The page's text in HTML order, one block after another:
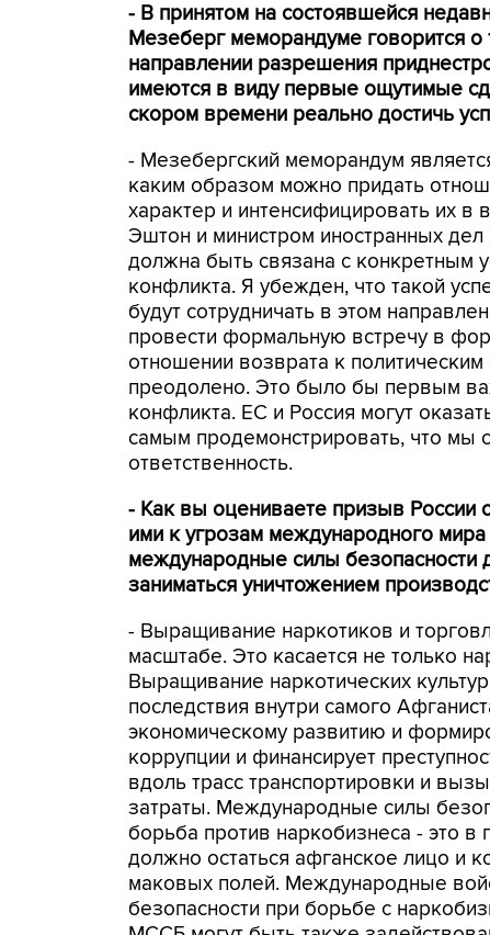
- В принятом на состоявшейся
Мезеберг меморандуме говорится о
направлении разрешения
имеются в виду первые ощутимые
скором времени реально достичь
- Мезебергский меморандум
каким образом можно придать
характер и интенсифицировать их
Эштон и министром иностранных
должна быть связана с конкретным
конфликта. Я убежден, что такой
будут сотрудничать в этом
провести формальную встречу в
отношении возврата к
преодолено. Это было бы первым
конфликта. ЕС и Россия могут
самым продемонстрировать, что мы
ответственность.
- Как вы оцениваете призыв России
ими к угрозам международного
международные силы безопасности
заниматься уничтожением
- Выращивание наркотиков и
масштабе. Это касается не только
Выращивание наркотических
последствия внутри самого
экономическому развитию и
коррупции и финансирует
вдоль трасс транспортировки и
затраты. Международные силы
борьба против наркобизнеса - это
должно остаться афганское лицо и
маковых полей. Международные
безопасности при борьбе с